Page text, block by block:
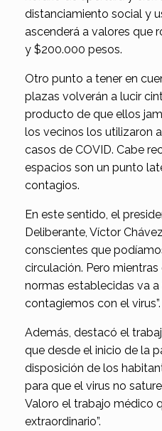
distanciamiento social y
ascenderá a valores que
y $200.000 pesos.
Otro punto a tener en
plazas volverán a lucir
producto de que ellos
los vecinos los utilizaron
casos de COVID. Cabe
espacios son un punto
contagios.
En este sentido, el
Deliberante, Víctor
conscientes que
circulación. Pero
normas establecidas va
contagiemos con el virus”.
Además, destacó el
que desde el inicio de la
disposición de los
para que el virus no
Valoro el trabajo médico
extraordinario”.